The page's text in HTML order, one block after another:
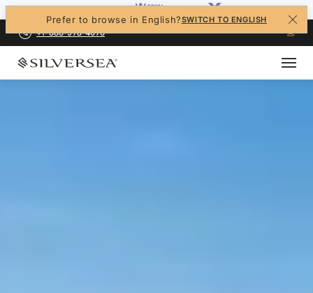
Prefer to browse in English?SWITCH TO ENGLISH
+1-888-978-4070